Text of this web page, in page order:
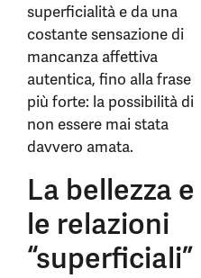
superficialità e da una
costante sensazione di
mancanza affettiva
autentica, fino alla frase
più forte: la possibilità di
non essere mai stata
davvero amata.
La bellezza e
le relazioni
“superficiali”